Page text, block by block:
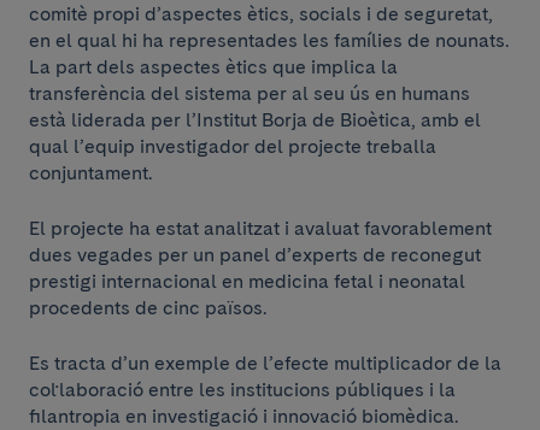
comitè propi d’aspectes ètics, socials i de seguretat,
en el qual hi ha representades les famílies de nounats.
La part dels aspectes ètics que implica la
transferència del sistema per al seu ús en humans
està liderada per l’Institut Borja de Bioètica, amb el
qual l’equip investigador del projecte treballa
conjuntament.
El projecte ha estat analitzat i avaluat favorablement
dues vegades per un panel d’experts de reconegut
prestigi internacional en medicina fetal i neonatal
procedents de cinc països.
Es tracta d’un exemple de l’efecte multiplicador de la
col·laboració entre les institucions públiques i la
filantropia en investigació i innovació biomèdica.